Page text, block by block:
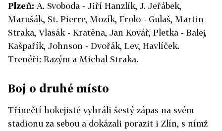
Plzeň: A. Svoboda - Jiří Hanzlík, J. Jeřábek,
Marušák, St. Pierre, Mozík, Frolo - Gulaš, Martin
Straka, Vlasák - Kratěna, Jan Kovář, Pletka - Balej,
Kašpařík, Johnson - Dvořák, Lev, Havlíček.
Trenéři: Razým a Michal Straka.
Boj o druhé místo
Třinečtí hokejisté vyhráli šestý zápas na svém
stadionu za sebou a dokázali porazit i Zlín, s nímž